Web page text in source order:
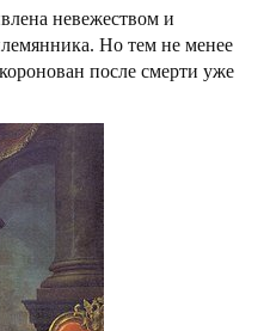
невежеством и
Но тем не менее
после смерти уже